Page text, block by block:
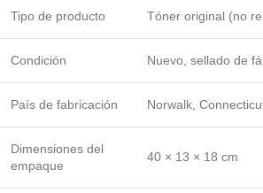
Tipo de producto Tóner original (no
Condición Nuevo, sellado de
País de fabricación Norwalk,
Dimensiones del
empaque
40 × 13 × 18 cm